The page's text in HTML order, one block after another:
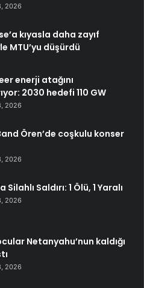
2026
kıyasla daha zayıf
MTU’yu düşürdü
enerji atağını
2030 hedefi 110 GW
2026
Ören’de coşkulu konser
2026
Silahlı Saldırı: 1 Ölü, 1 Yaralı
2026
Netanyahu’nun kaldığı
2026